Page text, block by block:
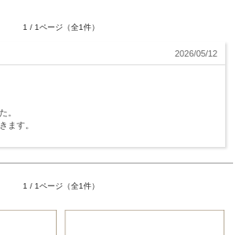
1 / 1ページ（全1件）
2026/05/12
。
ます。
1 / 1ページ（全1件）